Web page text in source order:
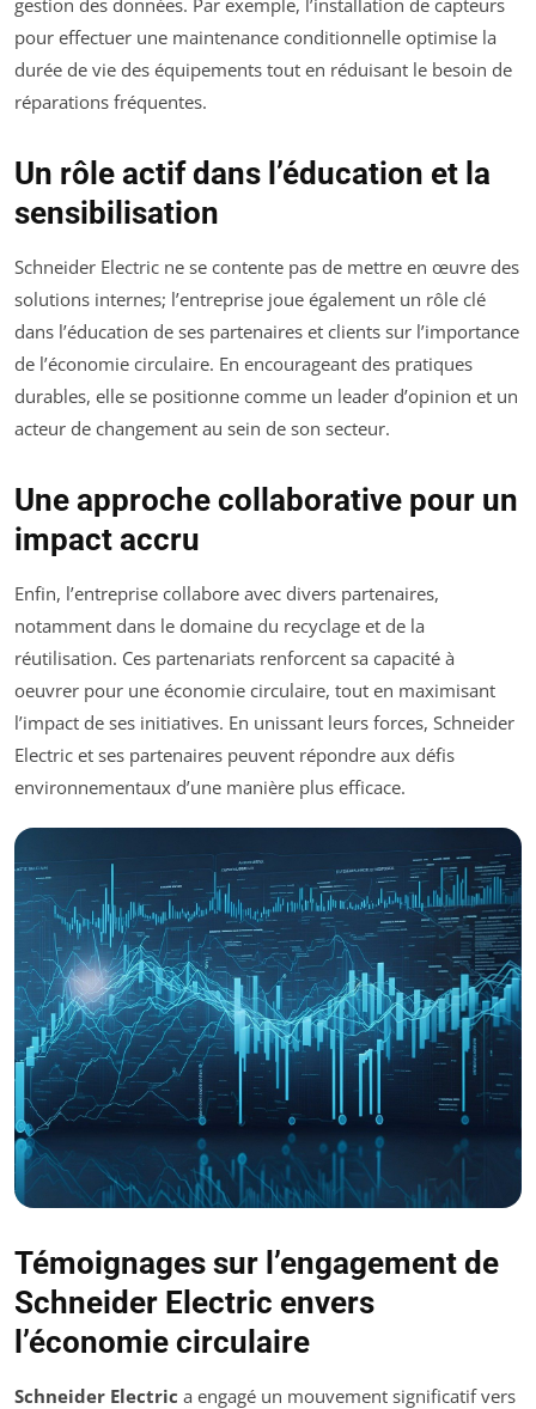
gestion des données. Par exemple, l’installation de capteurs
pour effectuer une maintenance conditionnelle optimise la
durée de vie des équipements tout en réduisant le besoin de
réparations fréquentes.
Un rôle actif dans l’éducation et la
sensibilisation
Schneider Electric ne se contente pas de mettre en œuvre des
solutions internes; l’entreprise joue également un rôle clé
dans l’éducation de ses partenaires et clients sur l’importance
de l’économie circulaire. En encourageant des pratiques
durables, elle se positionne comme un leader d’opinion et un
acteur de changement au sein de son secteur.
Une approche collaborative pour un
impact accru
Enfin, l’entreprise collabore avec divers partenaires,
notamment dans le domaine du recyclage et de la
réutilisation. Ces partenariats renforcent sa capacité à
oeuvrer pour une économie circulaire, tout en maximisant
l’impact de ses initiatives. En unissant leurs forces, Schneider
Electric et ses partenaires peuvent répondre aux défis
environnementaux d’une manière plus efficace.
Témoignages sur l’engagement de
Schneider Electric envers
l’économie circulaire
Schneider Electric a engagé un mouvement significatif vers